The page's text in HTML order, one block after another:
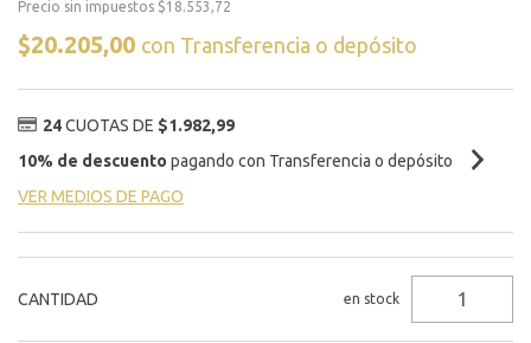
Precio sin impuestos $18.553,72
$20.205,00 con Transferencia o depósito
24 CUOTAS DE $1.982,99
10% de descuento pagando con Transferencia o depósito
VER MEDIOS DE PAGO
CANTIDAD en stock